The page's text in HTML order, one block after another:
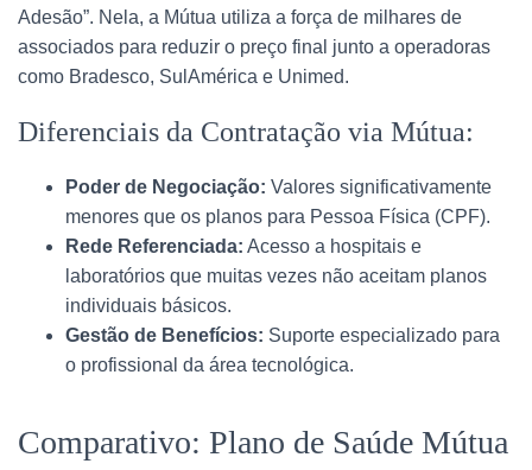
Adesão”. Nela, a Mútua utiliza a força de milhares de
associados para reduzir o preço final junto a operadoras
como Bradesco, SulAmérica e Unimed.
Diferenciais da Contratação via Mútua:
Poder de Negociação: Valores significativamente
menores que os planos para Pessoa Física (CPF).
Rede Referenciada: Acesso a hospitais e
laboratórios que muitas vezes não aceitam planos
individuais básicos.
Gestão de Benefícios: Suporte especializado para
o profissional da área tecnológica.
Comparativo: Plano de Saúde Mútua